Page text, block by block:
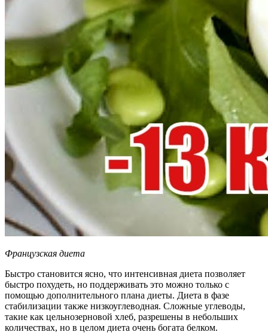
Французская диета
Быстро становится ясно, что интенсивная диета позволяет
быстро похудеть, но поддерживать это можно только с
помощью дополнительного плана диеты. Диета в фазе
стабилизации также низкоуглеводная. Сложные углеводы,
такие как цельнозерновой хлеб, разрешены в небольших
количествах, но в целом диета очень богата белком.